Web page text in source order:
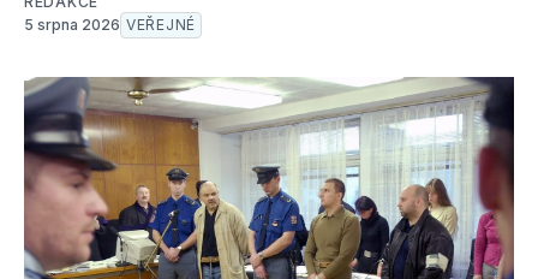
5 srpna 2026 VEŘEJNÉ